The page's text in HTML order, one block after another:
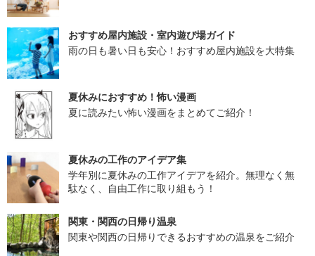
おすすめ屋内施設・室内遊び場ガイド
雨の日も暑い日も安心！おすすめ屋内施設を大特集
夏休みにおすすめ！怖い漫画
夏に読みたい怖い漫画をまとめてご紹介！
夏休みの工作のアイデア集
学年別に夏休みの工作アイデアを紹介。無理なく無
駄なく、自由工作に取り組もう！
関東・関西の日帰り温泉
関東や関西の日帰りできるおすすめの温泉をご紹介